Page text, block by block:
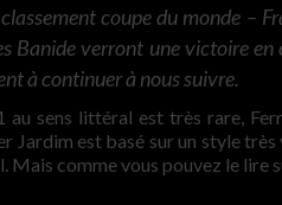
coupe du monde –
Banide verront une victoire
à continuer à nous suivre.
au sens littéral est très rare,
Jardim est basé sur un style
Mais comme vous pouvez le